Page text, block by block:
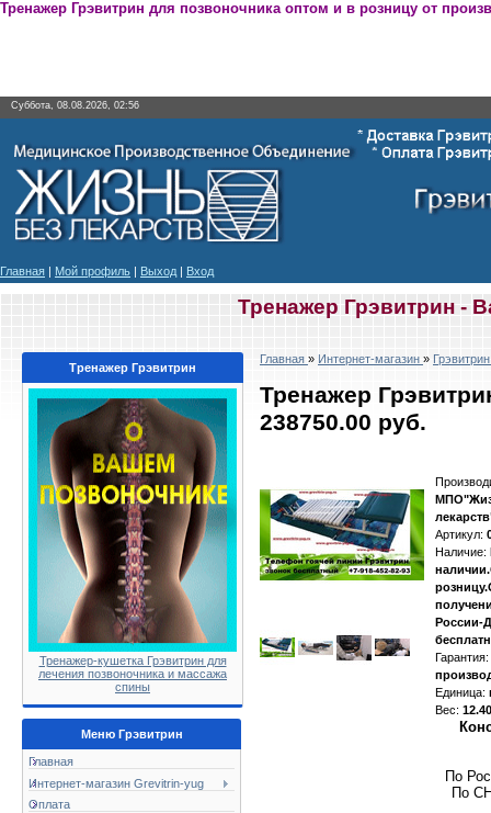
Тренажер Грэвитрин для позвоночника оптом и в розницу от
Суббота, 08.08.2026, 02:56
Главная | Мой профиль | Выход | Вход
Тренажер Грэвитрин -
Тренажер Грэвитрин
Тренажер-кушетка Грэвитрин для
лечения позвоночника и массажа
спины
Меню Грэвитрин
Главная
Интернет-магазин Grevitrin-yug
Оплата
Главная » Интернет-магазин »
Тренажер
238750.00 руб.
Артикул:
Наличие:
России-
Гарантия:
Единица:
Вес: 12.40
По
По